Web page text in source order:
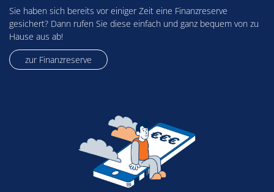
Sie haben sich bereits vor einiger Zeit eine Finanzreserve
gesichert? Dann rufen Sie diese einfach und ganz bequem von zu
Hause aus ab!
zur Finanzreserve